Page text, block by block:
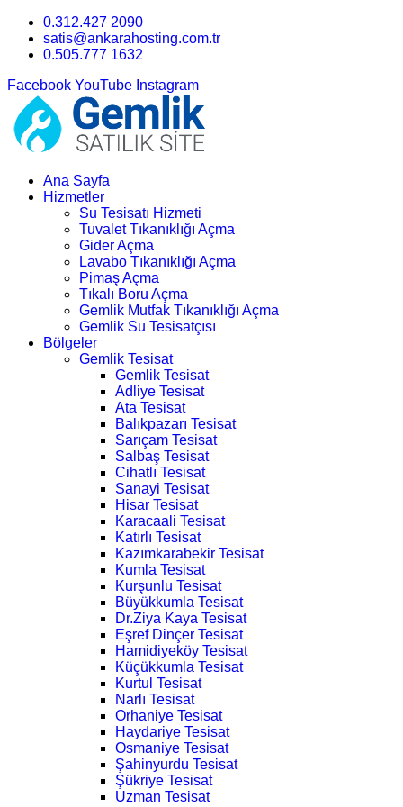
0.312.427 2090
satis@ankarahosting.com.tr
0.505.777 1632
Facebook YouTube Instagram
Ana Sayfa
Hizmetler
Su Tesisatı Hizmeti
Tuvalet Tıkanıklığı Açma
Gider Açma
Lavabo Tıkanıklığı Açma
Pimaş Açma
Tıkalı Boru Açma
Gemlik Mutfak Tıkanıklığı Açma
Gemlik Su Tesisatçısı
Bölgeler
Gemlik Tesisat
Gemlik Tesisat
Adliye Tesisat
Ata Tesisat
Balıkpazarı Tesisat
Sarıçam Tesisat
Salbaş Tesisat
Cihatlı Tesisat
Sanayi Tesisat
Hisar Tesisat
Karacaali Tesisat
Katırlı Tesisat
Kazımkarabekir Tesisat
Kumla Tesisat
Kurşunlu Tesisat
Büyükkumla Tesisat
Dr.Ziya Kaya Tesisat
Eşref Dinçer Tesisat
Hamidiyeköy Tesisat
Küçükkumla Tesisat
Kurtul Tesisat
Narlı Tesisat
Orhaniye Tesisat
Haydariye Tesisat
Osmaniye Tesisat
Şahinyurdu Tesisat
Şükriye Tesisat
Uzman Tesisat